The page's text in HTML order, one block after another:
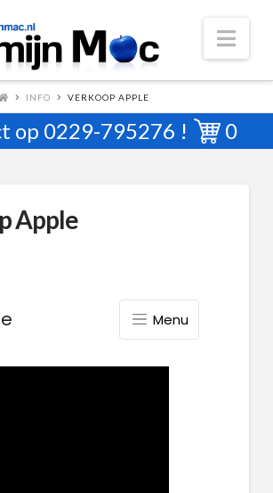
INFO VERKOOP APPLE
op 0229-795276 ! 0
Apple